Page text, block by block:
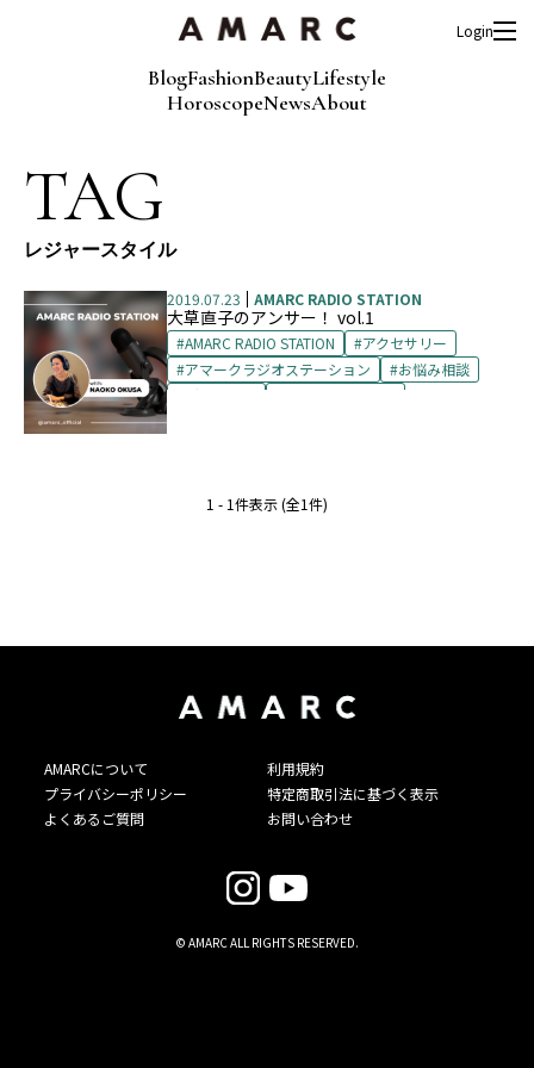
BlogFashionBeautyLifestyle
HoroscopeNewsAbout
Login
TAG
レジャースタイル
2019.07.23 AMARC RADIO STATION
大草直子のアンサー！ vol.1
AMARC RADIO STATION
アクセサリー
アマークラジオステーション
お悩み相談
グレーヘア
1 - 1件表示 (全1件)
AMARCについて
利用規約
プライバシーポリシー
特定商取引法に基づく表示
よくあるご質問
お問い合わせ
© AMARC ALL RIGHTS RESERVED.